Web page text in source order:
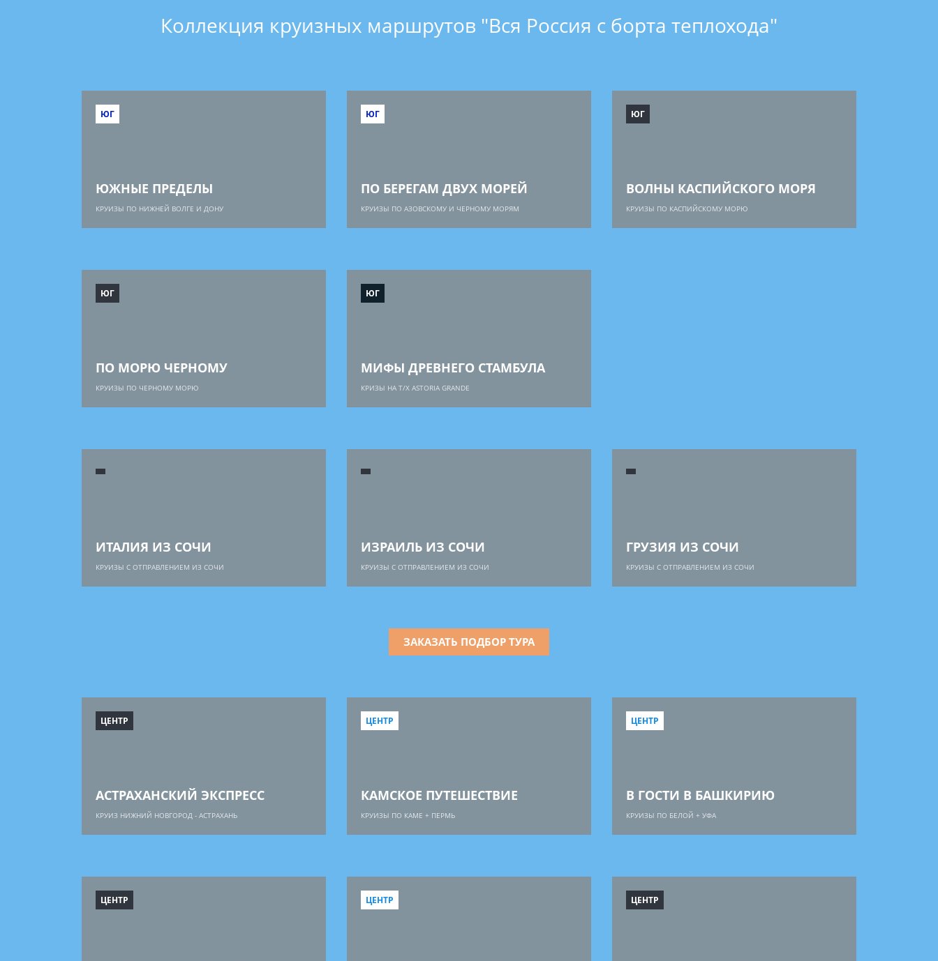
Коллекция круизных маршрутов "Вся Россия с борта теплохода"
ЮГ
ЮЖНЫЕ ПРЕДЕЛЫ
КРУИЗЫ ПО НИЖНЕЙ ВОЛГЕ И ДОНУ
ЮГ
ПО БЕРЕГАМ ДВУХ МОРЕЙ
КРУИЗЫ ПО АЗОВСКОМУ И ЧЕРНОМУ МОРЯМ
ЮГ
ВОЛНЫ КАСПИЙСКОГО МОРЯ
КРУИЗЫ ПО КАСПИЙСКОМУ МОРЮ
ЮГ
ПО МОРЮ ЧЕРНОМУ
КРУИЗЫ ПО ЧЕРНОМУ МОРЮ
ЮГ
МИФЫ ДРЕВНЕГО СТАМБУЛА
КРИЗЫ НА Т/Х ASTORIA GRANDE
ИТАЛИЯ ИЗ СОЧИ
КРУИЗЫ С ОТПРАВЛЕНИЕМ ИЗ СОЧИ
ИЗРАИЛЬ ИЗ СОЧИ
КРУИЗЫ С ОТПРАВЛЕНИЕМ ИЗ СОЧИ
ГРУЗИЯ ИЗ СОЧИ
КРУИЗЫ С ОТПРАВЛЕНИЕМ ИЗ СОЧИ
ЗАКАЗАТЬ ПОДБОР ТУРА
ЦЕНТР
АСТРАХАНСКИЙ ЭКСПРЕСС
КРУИЗ НИЖНИЙ НОВГОРОД - АСТРАХАНЬ
ЦЕНТР
КАМСКОЕ ПУТЕШЕСТВИЕ
КРУИЗЫ ПО КАМЕ + ПЕРМЬ
ЦЕНТР
В ГОСТИ В БАШКИРИЮ
КРУИЗЫ ПО БЕЛОЙ + УФА
ЦЕНТР ЦЕНТР ЦЕНТР